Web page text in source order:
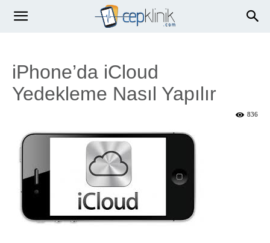
iPhone’da iCloud
Yedekleme Nasıl Yapılır
836